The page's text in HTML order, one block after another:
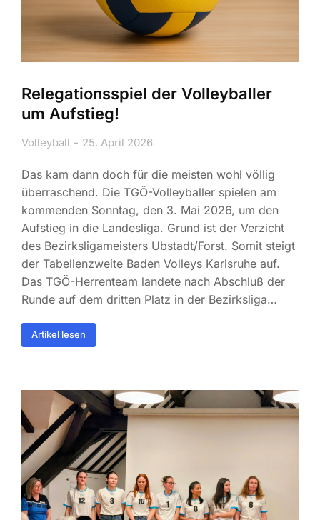
Relegationsspiel der Volleyballer
um Aufstieg!
Volleyball 25. April 2026
Das kam dann doch für die meisten wohl völlig
überraschend. Die TGÖ-Volleyballer spielen am
kommenden Sonntag, den 3. Mai 2026, um den
Aufstieg in die Landesliga. Grund ist der Verzicht
des Bezirksligameisters Ubstadt/Forst. Somit steigt
der Tabellenzweite Baden Volleys Karlsruhe auf.
Das TGÖ-Herrenteam landete nach Abschluß der
Runde auf dem dritten Platz in der Bezirksliga…
Artikel lesen